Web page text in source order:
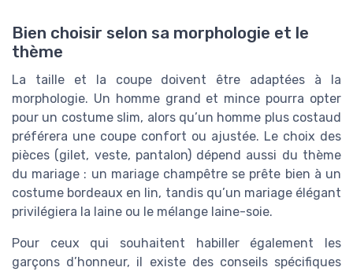
Bien choisir selon sa morphologie et le
thème
La taille et la coupe doivent être adaptées à la
morphologie. Un homme grand et mince pourra opter
pour un costume slim, alors qu’un homme plus costaud
préférera une coupe confort ou ajustée. Le choix des
pièces (gilet, veste, pantalon) dépend aussi du thème
du mariage : un mariage champêtre se prête bien à un
costume bordeaux en lin, tandis qu’un mariage élégant
privilégiera la laine ou le mélange laine-soie.
Pour ceux qui souhaitent habiller également les
garçons d’honneur, il existe des conseils spécifiques